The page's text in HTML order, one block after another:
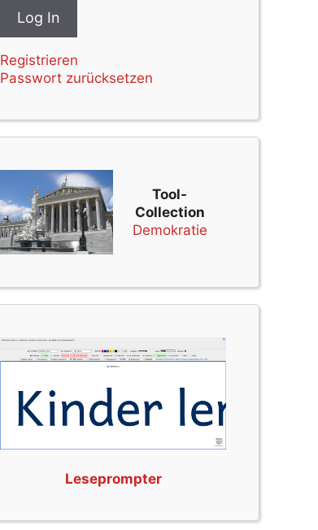
Registrieren
Passwort zurücksetzen
Tool-
Collection
Demokratie
Leseprompter